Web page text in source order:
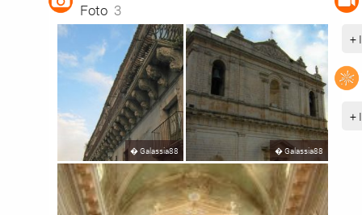
Foto 3
�Galassia88 �Galassia88
+
+